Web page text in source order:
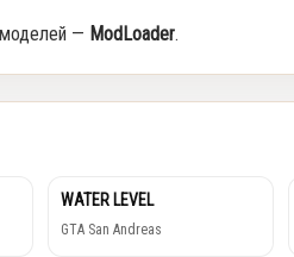
— ModLoader.
WATER LEVEL
GTA San Andreas